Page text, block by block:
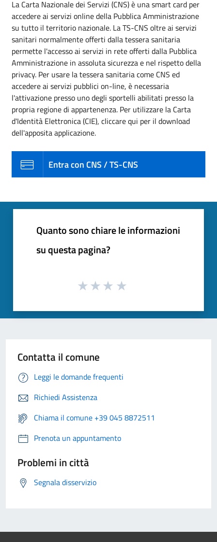
La Carta Nazionale dei Servizi (CNS) è una smart card per
accedere ai servizi online della Pubblica Amministrazione
su tutto il territorio nazionale. La TS-CNS oltre ai servizi
sanitari normalmente offerti dalla tessera sanitaria
permette l'accesso ai servizi in rete offerti dalla Pubblica
Amministrazione in assoluta sicurezza e nel rispetto della
privacy. Per usare la tessera sanitaria come CNS ed
accedere ai servizi pubblici on-line, è necessaria
l'attivazione presso uno degli sportelli abilitati presso la
propria regione di appartenenza. Per utilizzare la Carta
d'Identità Elettronica (CIE), cliccare qui per il download
dell'apposita applicazione.
Entra con CNS / TS-CNS
Quanto sono chiare le informazioni
su questa pagina?
Contatta il comune
Leggi le domande frequenti
Richiedi Assistenza
Chiama il comune +39 045 8872511
Prenota un appuntamento
Problemi in città
Segnala disservizio